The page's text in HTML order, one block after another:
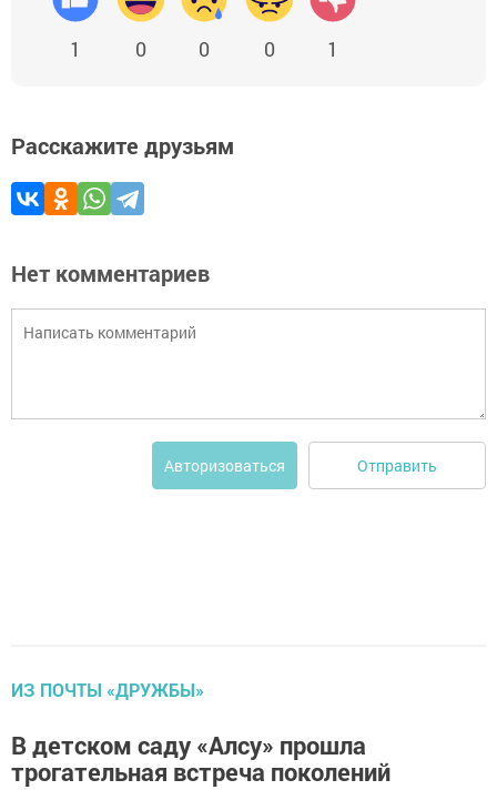
1 0 0 0 1
Расскажите друзьям
Нет комментариев
Авторизоваться Отправить
ИЗ ПОЧТЫ «ДРУЖБЫ»
В детском саду «Алсу» прошла
трогательная встреча поколений